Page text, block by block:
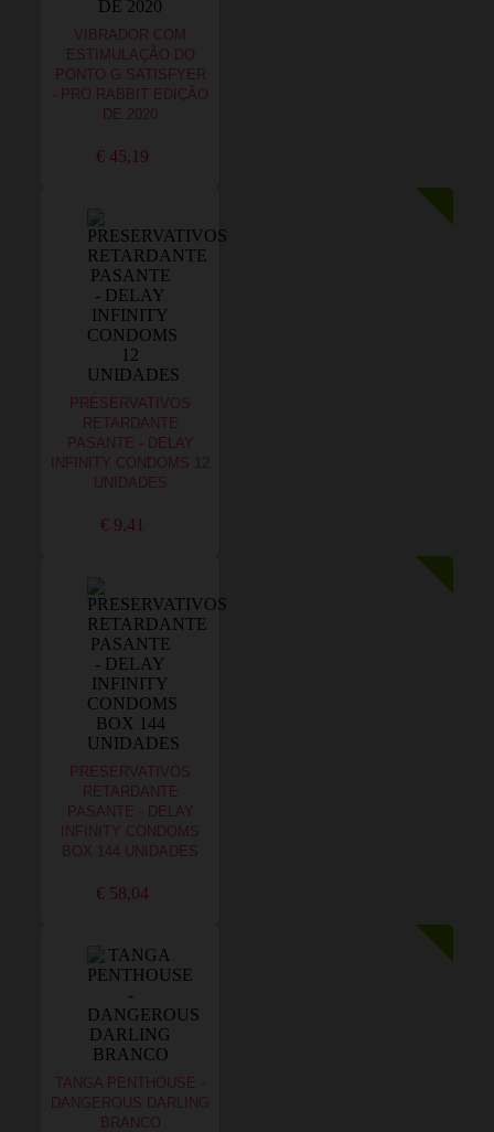
VIBRADOR COM
ESTIMULAÇÃO DO
PONTO G SATISFYER
- PRO RABBIT EDIÇÃO
DE 2020
€ 45,19
PRESERVATIVOS
RETARDANTE
PASANTE - DELAY
INFINITY CONDOMS 12
UNIDADES
€ 9,41
PRESERVATIVOS
RETARDANTE
PASANTE - DELAY
INFINITY CONDOMS
BOX 144 UNIDADES
€ 58,04
TANGA PENTHOUSE -
DANGEROUS DARLING
BRANCO